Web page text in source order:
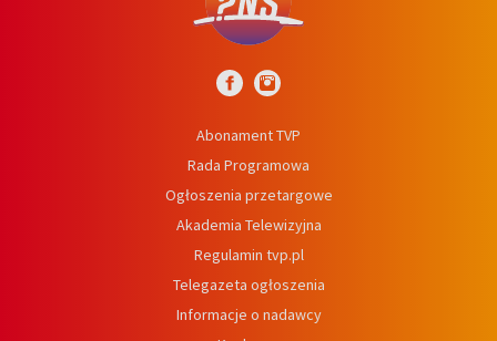
Abonament TVP
Rada Programowa
Ogłoszenia przetargowe
Akademia Telewizyjna
Regulamin tvp.pl
Telegazeta ogłoszenia
Informacje o nadawcy